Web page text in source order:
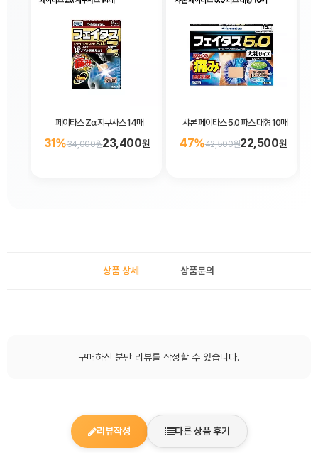
페이타스 Zα 지쿠사스 14매
31%34,000원23,400원
샤론 페이타스 5.0 파스 대형 10매
47%42,500원22,500원
상품 상세 상품문의
구매하신 분만 리뷰를 작성할 수 있습니다.
리뷰작성 다른 상품 후기